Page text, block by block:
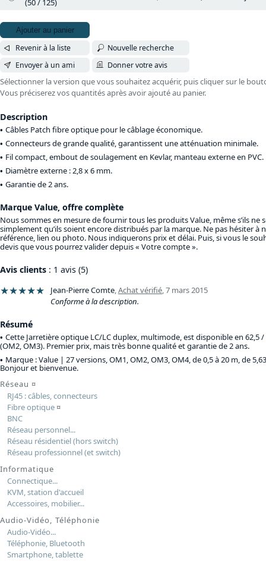
(50 / 125)
Ajouter au panier
Revenir à la liste
Nouvelle recherche
Envoyer à un ami
Donner votre avis
Sélectionner la version que vous souhaitez acquérir, puis cliquer sur le
Vous préciserez vos quantités après avoir ajouté au panier.
Description
Câbles Patch fibre optique pour le câblage économique.
Connecteurs de grande qualité, garantissent une atténuation minimale.
Fil compact, embout de soulagement en Kevlar, manteau externe en PVC.
Diamètre externe : 2,8 x 6 mm.
Garantie de 2 ans.
Marque Value, offre complète
Nous sommes en mesure de fournir tous les produits Value, même s’ils ne
simplement qu’ils soient encore distribués par la marque. Ne pas hésiter à
référence, lien ou photo. Nous indiquerons prix et délai. Puis, si vous le
devis que vous pourrez valider depuis « Votre compte ».
Avis clients : 1 avis (5)
★★★★★ Jean-Pierre Comte,Achat vérifié,7 mars 2015
Conforme à la description.
Résumé
Cette Jarretière optique LC/LC duplex, multimode, est disponible en 62,5 /
(OM2, OM3). Premier prix, mais très bonne qualité et garantie de 2 ans.
Marque : Value | 27 versions, OM1, OM2, OM3, OM4, de 0,5 à 20 m, de
Bonjour et bienvenue.
Réseau ¤
RJ45 : câbles, connecteurs
Fibre optique¤
BNC
Réseau personnel...
Réseau résidentiel (hors switch)
Réseau professionnel (et switch)
Informatique
Connectique...
KVM, station d'accueil
Accessoires, mobilier...
Audio-Vidéo, Téléphonie
Audio-Vidéo...
Téléphonie, Bluetooth
Smartphone, tablette